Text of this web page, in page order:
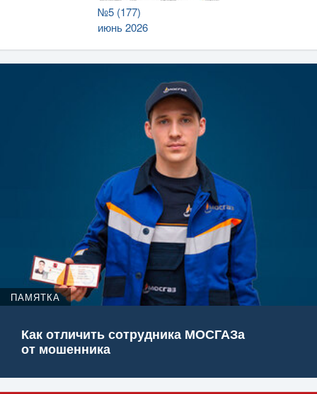
№5 (177)
июнь 2026
ПАМЯТКА
Как отличить сотрудника МОСГАЗа
от мошенника